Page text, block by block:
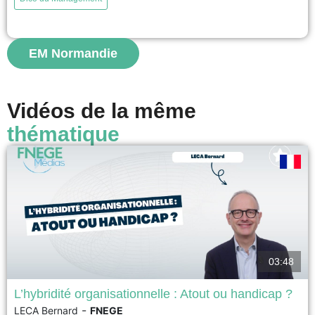
past and present data. Its purpose is to support decision-making and
EM Normandie
Vidéos de la même
thématique
03:48
L’hybridité organisationnelle : Atout ou handicap ?
LECA Bernard - FNEGE